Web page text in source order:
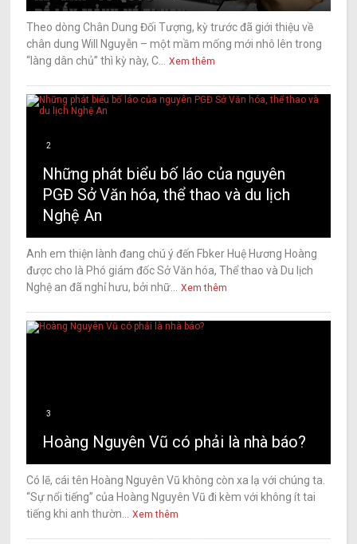
Theo dòng Chân Dung Đối Tượng, kỳ trước đã giới thiệu về
chân dung Will Nguyễn – một mầm mống mới nhô lên trong
“làng dân chủ” thì kỳ này, C...
Xem thêm
2
Những phát biểu bố láo của nguyên
PGĐ Sở Văn hóa, thể thao và du lịch
Nghệ An
Anh em thiện lành đang chú ý đến Fbker Huệ Hương Hoàng
được cho là Phó giám đốc Sở Văn hóa, Thể thao và Du lịch
Nghệ an đã nghỉ hưu, bởi nhữ...
Xem thêm
3
Hoàng Nguyên Vũ có phải là nhà báo?
Có lẽ, cái tên Hoàng Nguyên Vũ không còn xa lạ với chúng ta.
“Sự nổi tiếng” của Hoàng Nguyên Vũ đi kèm với không ít tai
tiếng khi anh thườn...
Xem thêm